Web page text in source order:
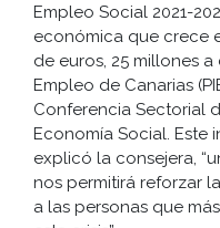
Empleo Social 2021-
económica que crece
de euros, 25 millones
Empleo de Canarias
Conferencia Sectorial
Economía Social. Este
explicó la consejera,
nos permitirá reforzar
a las personas que